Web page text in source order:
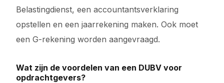
Belastingdienst, een accountantsverklaring
opstellen en een jaarrekening maken. Ook moet
een G-rekening worden aangevraagd.
Wat zijn de voordelen van een DUBV voor
opdrachtgevers?